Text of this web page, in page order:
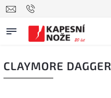
CLAYMORE DAGGER